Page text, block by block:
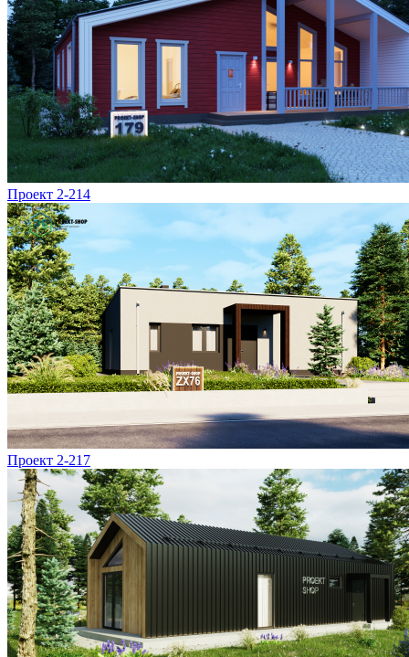
Проект 2-214
Проект 2-217